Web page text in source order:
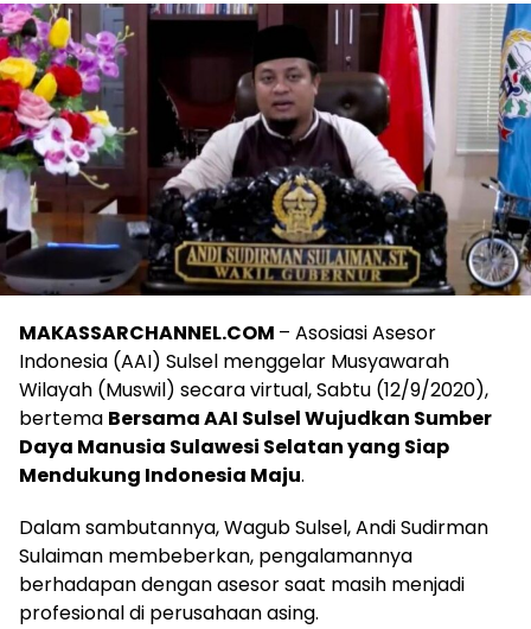
MAKASSARCHANNEL.COM – Asosiasi Asesor
Indonesia (AAI) Sulsel menggelar Musyawarah
Wilayah (Muswil) secara virtual, Sabtu (12/9/2020),
bertema Bersama AAI Sulsel Wujudkan Sumber
Daya Manusia Sulawesi Selatan yang Siap
Mendukung Indonesia Maju.
Dalam sambutannya, Wagub Sulsel, Andi Sudirman
Sulaiman membeberkan, pengalamannya
berhadapan dengan asesor saat masih menjadi
profesional di perusahaan asing.